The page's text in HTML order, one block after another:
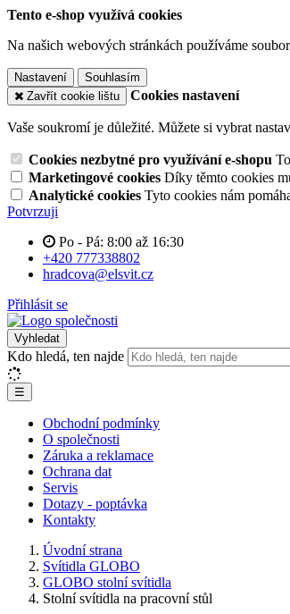
Tento e-shop využívá cookies
Na našich webových stránkách používáme
Nastavení
Souhlasím
Zavřít cookie lištu
Cookies nastavení
Vaše soukromí je důležité. Můžete si vybrat
Cookies nezbytné pro využívání e-shopu
Marketingové cookies Díky těmto cookies
Analytické cookies Tyto cookies nám
Potvrzuji
Po - Pá: 8:00 až 16:30
+420 777338802
hradcova@elsvit.cz
Přihlásit se
Vyhledat
Kdo hledá, ten najde
☰
Obchodní podmínky
O společnosti
Záruka a reklamace
Ochrana dat
Servis
Dotazy - poptávka
Kontakty
Úvodní strana
Svítidla GLOBO
GLOBO stolní svítidla
Stolní svítidla na pracovní stůl